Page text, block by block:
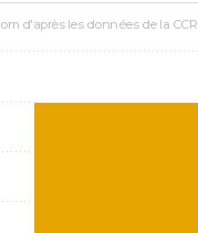
d'après les données de la CCR